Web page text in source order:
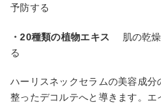
予防する
・20種類の植物エキス 肌の乾燥
る
ハーリスネックセラムの美容成
整ったデコルテへと導きます。